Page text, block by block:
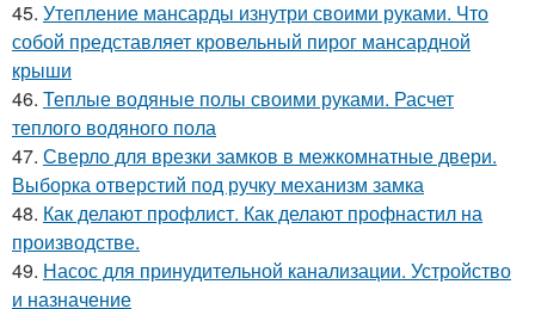
45. Утепление мансарды изнутри своими руками. Что
собой представляет кровельный пирог мансардной
крыши
46. Теплые водяные полы своими руками. Расчет
теплого водяного пола
47. Сверло для врезки замков в межкомнатные двери.
Выборка отверстий под ручку механизм замка
48. Как делают профлист. Как делают профнастил на
производстве.
49. Насос для принудительной канализации. Устройство
и назначение